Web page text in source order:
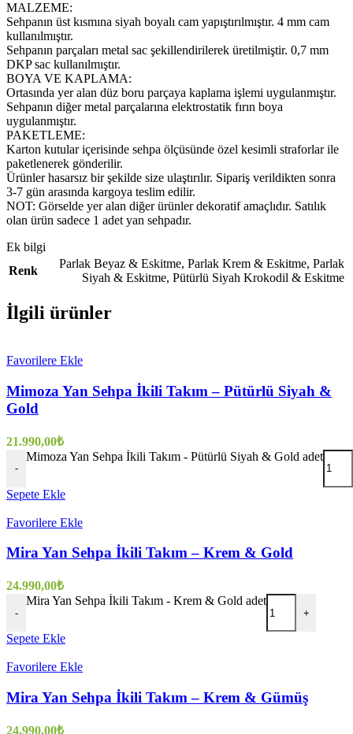
MALZEME:
Sehpanın üst kısmına siyah boyalı cam yapıştırılmıştır. 4 mm cam
kullanılmıştır.
Sehpanın parçaları metal sac şekillendirilerek üretilmiştir. 0,7 mm
DKP sac kullanılmıştır.
BOYA VE KAPLAMA:
Ortasında yer alan düz boru parçaya kaplama işlemi uygulanmıştır.
Sehpanın diğer metal parçalarına elektrostatik fırın boya
uygulanmıştır.
PAKETLEME:
Karton kutular içerisinde sehpa ölçüsünde özel kesimli straforlar ile
paketlenerek gönderilir.
Ürünler hasarsız bir şekilde size ulaştırılır. Sipariş verildikten sonra
3-7 gün arasında kargoya teslim edilir.
NOT: Görselde yer alan diğer ürünler dekoratif amaçlıdır. Satılık
olan ürün sadece 1 adet yan sehpadır.
Ek bilgi
Renk
Parlak Beyaz & Eskitme, Parlak Krem & Eskitme, Parlak
Siyah & Eskitme, Pütürlü Siyah Krokodil & Eskitme
İlgili ürünler
Favorilere Ekle
Mimoza Yan Sehpa İkili Takım – Pütürlü Siyah &
Gold
21.990,00₺
-
Mimoza Yan Sehpa İkili Takım - Pütürlü Siyah & Gold adet
Sepete Ekle
Favorilere Ekle
Mira Yan Sehpa İkili Takım – Krem & Gold
24.990,00₺
-
Mira Yan Sehpa İkili Takım - Krem & Gold adet
+
Sepete Ekle
Favorilere Ekle
Mira Yan Sehpa İkili Takım – Krem & Gümüş
24.990,00₺